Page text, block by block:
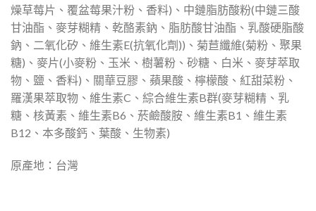
燥草莓片、覆盆莓果汁粉、香料)、中鏈脂肪酸粉(中鏈三酸
甘油酯、麥芽糊精、乾酪素鈉、脂肪酸甘油酯、乳酸硬脂酸
鈉、二氧化矽、維生素E(抗氧化劑))、菊苣纖維(菊粉、聚果
糖)、麥片(小麥粉、玉米、樹薯粉、砂糖、白米、麥芽萃取
物、鹽、香料)、關華豆膠、蘋果酸、檸檬酸、紅甜菜粉、
羅漢果萃取物、維生素C、綜合維生素B群(麥芽糊精、乳
糖、核黃素、維生素B6、菸鹼酸胺、維生素B1、維生素
B12、本多酸鈣、葉酸、生物素)
原產地：台灣